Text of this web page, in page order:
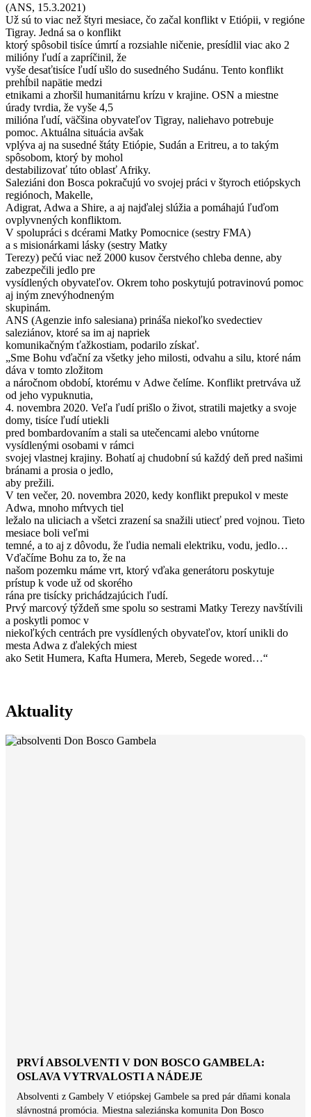
(ANS, 15.3.2021)
Už sú to viac než štyri mesiace, čo začal konflikt v Etiópii, v regióne
Tigray. Jedná sa o konflikt
ktorý spôsobil tisíce úmrtí a rozsiahle ničenie, presídlil viac ako 2
milióny ľudí a zapríčinil, že
vyše desaťtisíce ľudí ušlo do susedného Sudánu. Tento konflikt
prehĺbil napätie medzi
etnikami a zhoršil humanitárnu krízu v krajine. OSN a miestne
úrady tvrdia, že vyše 4,5
milióna ľudí, väčšina obyvateľov Tigray, naliehavo potrebuje
pomoc. Aktuálna situácia avšak
vplýva aj na susedné štáty Etiópie, Sudán a Eritreu, a to takým
spôsobom, ktorý by mohol
destabilizovať túto oblasť Afriky.
Saleziáni don Bosca pokračujú vo svojej práci v štyroch etiópskych
regiónoch, Makelle,
Adigrat, Adwa a Shire, a aj najďalej slúžia a pomáhajú ľuďom
ovplyvnených konfliktom.
V spolupráci s dcérami Matky Pomocnice (sestry FMA)
a s misionárkami lásky (sestry Matky
Terezy) pečú viac než 2000 kusov čerstvého chleba denne, aby
zabezpečili jedlo pre
vysídlených obyvateľov. Okrem toho poskytujú potravinovú pomoc
aj iným znevýhodneným
skupinám.
ANS (Agenzie info salesiana) prináša niekoľko svedectiev
saleziánov, ktoré sa im aj napriek
komunikačným ťažkostiam, podarilo získať.
„Sme Bohu vďační za všetky jeho milosti, odvahu a silu, ktoré nám
dáva v tomto zložitom
a náročnom období, ktorému v Adwe čelíme. Konflikt pretrváva už
od jeho vypuknutia,
4. novembra 2020. Veľa ľudí prišlo o život, stratili majetky a svoje
domy, tisíce ľudí utiekli
pred bombardovaním a stali sa utečencami alebo vnútorne
vysídlenými osobami v rámci
svojej vlastnej krajiny. Bohatí aj chudobní sú každý deň pred našimi
bránami a prosia o jedlo,
aby prežili.
V ten večer, 20. novembra 2020, kedy konflikt prepukol v meste
Adwa, mnoho mŕtvych tiel
ležalo na uliciach a všetci zrazení sa snažili utiecť pred vojnou. Tieto
mesiace boli veľmi
temné, a to aj z dôvodu, že ľudia nemali elektriku, vodu, jedlo…
Vďačíme Bohu za to, že na
našom pozemku máme vrt, ktorý vďaka generátoru poskytuje
prístup k vode už od skorého
rána pre tisícky prichádzajúcich ľudí.
Prvý marcový týždeň sme spolu so sestrami Matky Terezy navštívili
a poskytli pomoc v
niekoľkých centrách pre vysídlených obyvateľov, ktorí unikli do
mesta Adwa z ďalekých miest
ako Setit Humera, Kafta Humera, Mereb, Segede wored…“
Aktuality
PRVÍ ABSOLVENTI V DON BOSCO GAMBELA:
OSLAVA VYTRVALOSTI A NÁDEJE
Absolventi z Gambely V etiópskej Gambele sa pred pár dňami konala
slávnostná promócia. Miestna saleziánska komunita Don Bosco